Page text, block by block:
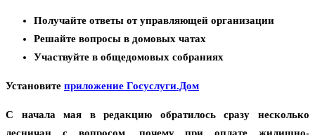
Получайте ответы от управляющей организации
Решайте вопросы в домовых чатах
Участвуйте в общедомовых собраниях
Установите приложение Госуслуги.Дом
С начала мая в редакцию обратилось сразу несколько